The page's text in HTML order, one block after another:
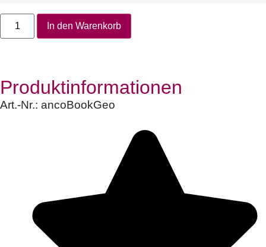
In den Warenkorb
Produktinformationen
Art.-Nr.: ancoBookGeo